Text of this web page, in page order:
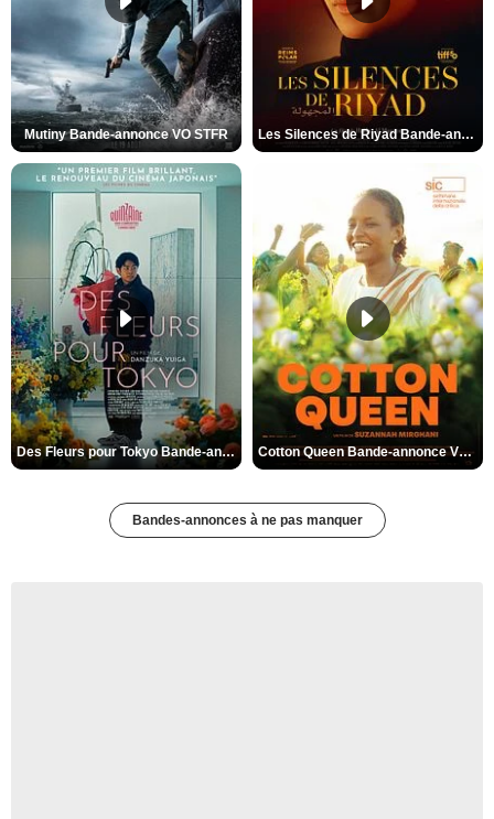
Mutiny Bande-annonce VO STFR Les Silences de Riyad Bande-annonce VO STFR
Des Fleurs pour Tokyo Bande-annonce VO STFR Cotton Queen Bande-annonce VO STFR
Bandes-annonces à ne pas manquer